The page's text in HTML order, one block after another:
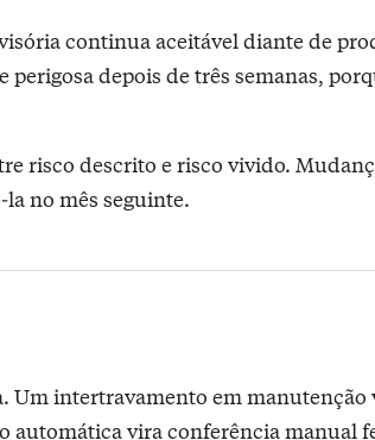
continua aceitável diante de
depois de três semanas,
risco descrito e risco vivido.
no mês seguinte.
intertravamento em
automática vira conferência manual